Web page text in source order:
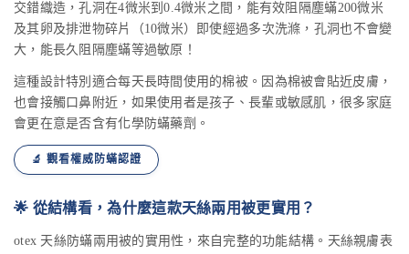
交錯織造，孔洞在4微米到0.4微米之間，能有效阻隔塵蟎200微米
及其卵及排泄物碎片（10微米）即使經過多次洗滌，孔洞也不會變
大，能長久阻隔塵蟎等過敏原！
這種設計特別適合每天長時間使用的棉被。因為棉被會貼近皮膚，
也會接觸口鼻附近，如果使用者是孩子、長輩或敏感肌，很多家庭
會更在意是否含有化學防蟎藥劑。
🔬 觀看權威防蟎認證
🌟 從結構看，為什麼這款天絲兩用被更實用？
otex 天絲防蟎兩用被的實用性，來自完整的功能結構。天絲親膚表